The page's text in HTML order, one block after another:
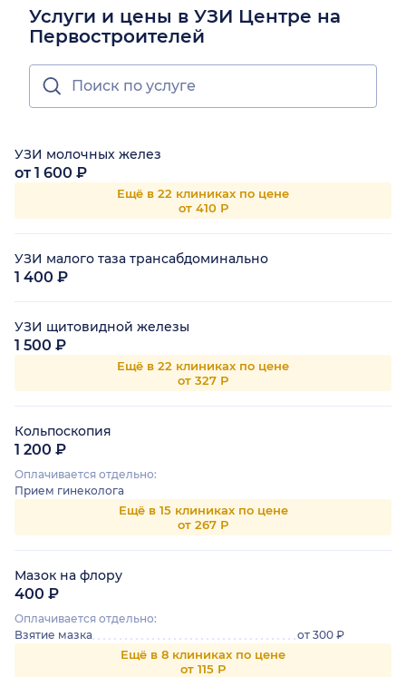
Услуги и цены в УЗИ Центре на
Первостроителей
УЗИ молочных желез
от 1 600 ₽
Ещё в 22 клиниках по цене
от 410 Р
УЗИ малого таза трансабдоминально
1 400 ₽
УЗИ щитовидной железы
1 500 ₽
Ещё в 22 клиниках по цене
от 327 Р
Кольпоскопия
1 200 ₽
Оплачивается отдельно:
Прием гинеколога
Ещё в 15 клиниках по цене
от 267 Р
Мазок на флору
400 ₽
Оплачивается отдельно:
Взятие мазка
от 300 ₽
Ещё в 8 клиниках по цене
от 115 Р